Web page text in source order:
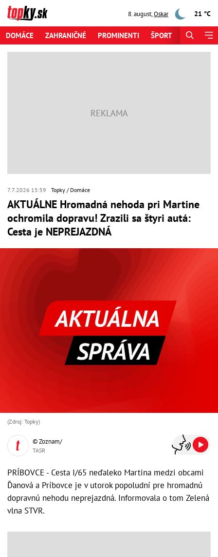
8. august,Oskar 21 °C
DOMÁCE ZAHRANIČNÉ PROMINENTI ŠPORT
7.7.2026 15:59 Topky Domáce
AKTUÁLNE Hromadná nehoda pri Martine
ochromila dopravu! Zrazili sa štyri autá:
Cesta je NEPREJAZDNÁ
(Zdroj: Topky)
© Zoznam/
TASR
PRÍBOVCE - Cesta I/65 neďaleko Martina medzi obcami
Ďanová a Príbovce je v utorok popoludní pre hromadnú
dopravnú nehodu neprejazdná. Informovala o tom Zelená
vlna STVR.